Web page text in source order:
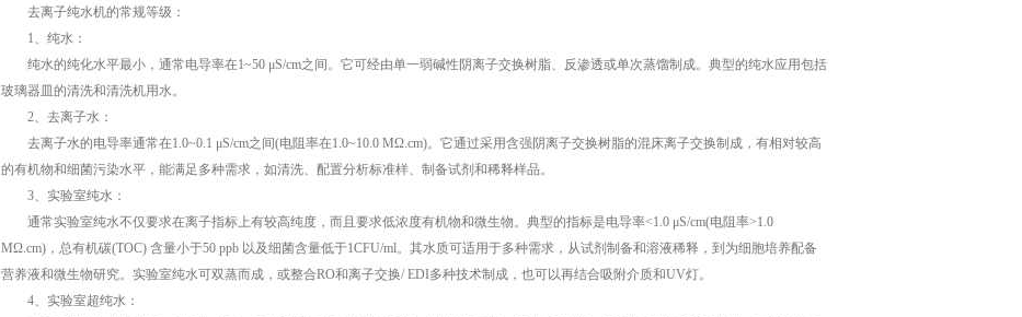
去离子纯水机的常规等级：
1、纯水：
纯水的纯化水平最小，通常电导率在1~50 μS/cm之间。它可经由单一弱碱性阴离子交换树脂、反渗透或单次蒸馏制成。典型的纯水应用包括
玻璃器皿的清洗和清洗机用水。
2、去离子水：
去离子水的电导率通常在1.0~0.1 μS/cm之间(电阻率在1.0~10.0 MΩ.cm)。它通过采用含强阴离子交换树脂的混床离子交换制成，有相对较高
的有机物和细菌污染水平，能满足多种需求，如清洗、配置分析标准样、制备试剂和稀释样品。
3、实验室纯水：
通常实验室纯水不仅要求在离子指标上有较高纯度，而且要求低浓度有机物和微生物。典型的指标是电导率<1.0 μS/cm(电阻率>1.0
MΩ.cm)，总有机碳(TOC) 含量小于50 ppb 以及细菌含量低于1CFU/ml。其水质可适用于多种需求，从试剂制备和溶液稀释，到为细胞培养配备
营养液和微生物研究。实验室纯水可双蒸而成，或整合RO和离子交换/ EDI多种技术制成，也可以再结合吸附介质和UV灯。
4、实验室超纯水：